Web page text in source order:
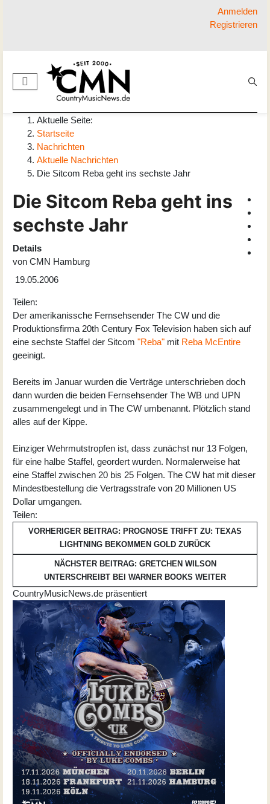
Anmelden
Registrieren
Aktuelle Seite:
Startseite
Nachrichten
Aktuelle Nachrichten
Die Sitcom Reba geht ins sechste Jahr
Die Sitcom Reba geht ins
sechste Jahr
Details
von CMN Hamburg
19.05.2006
Teilen:
Der amerikanissche Fernsehsender The CW und die
Produktionsfirma 20th Century Fox Television haben sich auf
eine sechste Staffel der Sitcom "Reba" mit Reba McEntire
geeinigt.
Bereits im Januar wurden die Verträge unterschrieben doch
dann wurden die beiden Fernsehsender The WB und UPN
zusammengelegt und in The CW umbenannt. Plötzlich stand
alles auf der Kippe.
Einziger Wehrmutstropfen ist, dass zunächst nur 13 Folgen,
für eine halbe Staffel, geordert wurden. Normalerweise hat
eine Staffel zwischen 20 bis 25 Folgen. The CW hat mit dieser
Mindestbestellung die Vertragsstrafe von 20 Millionen US
Dollar umgangen.
Teilen:
VORHERIGER BEITRAG: PROGNOSE TRIFFT ZU: TEXAS
LIGHTNING BEKOMMEN GOLD ZURÜCK
NÄCHSTER BEITRAG: GRETCHEN WILSON
UNTERSCHREIBT BEI WARNER BOOKS WEITER
CountryMusicNews.de präsentiert